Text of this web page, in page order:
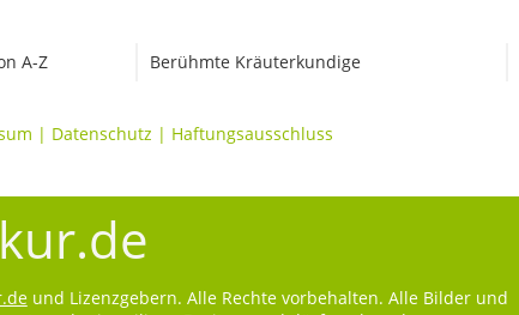
A-Z Berühmte Kräuterkundige
| Datenschutz | Haftungsausschluss
und Lizenzgebern. Alle Rechte vorbehalten. Alle Bilder und